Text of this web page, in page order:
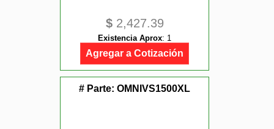
$2,427.39
Existencia Aprox: 1
Agregar a Cotización
# Parte: OMNIVS1500XL